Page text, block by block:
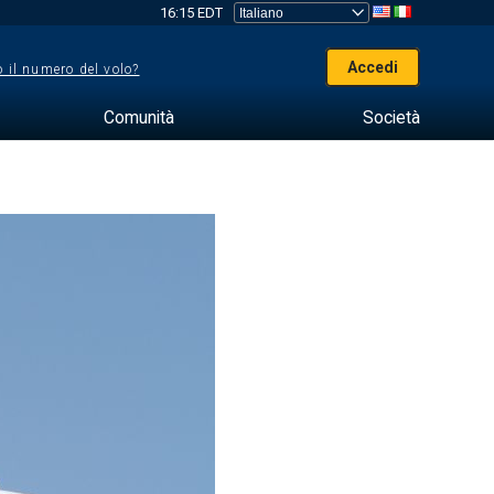
16:15 EDT
il numero del volo? Accedi
Comunità Società